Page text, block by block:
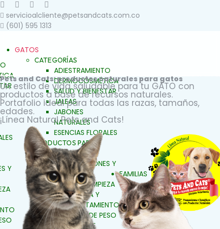
servicioalcliente@petsandcats.com.co
(601) 595 1313
Y
GATOS
CATEGORÍAS
ADIESTRAMIENTO
DERMOCOSMÉTICA
SALUD Y BIENESTAR
JALEAS
JABONES
NATURALES
ESENCIAS FLORALES
PRODUCTOS PARA
ALERGIAS
ARTICULACIONES Y
MÚSCULOS
BELLEZA Y LIMPIEZA
CONDUCTA Y
COMPORTAMIENTO
CONTROL DE PESO
PIEL Y PELAJE
FAMILIAS
Pets and Cats: productos naturales para gatos
Un estilo de vida saludable para tu GATO con
productos a base de recursos naturales.
Portafolio ideal para todas las razas, tamaños,
edades.
¡Línea Natural Pets and Cats!